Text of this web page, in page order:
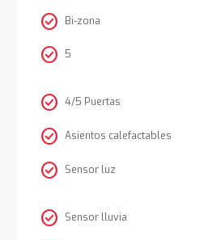
check_circle Bi-zona
check_circle 5
check_circle 4/5 Puertas
check_circle Asientos calefactables
check_circle Sensor luz
check_circle Sensor lluvia